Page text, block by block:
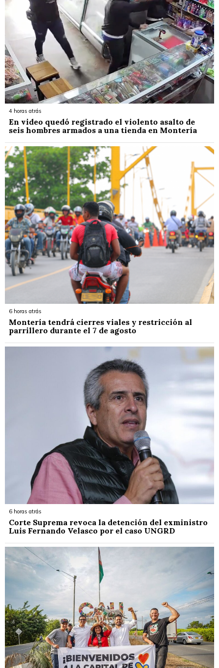
4 horas atrás
En video quedó registrado el violento asalto de
seis hombres armados a una tienda en Montería
6 horas atrás
Montería tendrá cierres viales y restricción al
parrillero durante el 7 de agosto
6 horas atrás
Corte Suprema revoca la detención del exministro
Luis Fernando Velasco por el caso UNGRD